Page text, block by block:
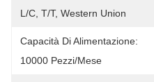
L/C, T/T, Western Union
Capacità Di Alimentazione:
10000 Pezzi/mese